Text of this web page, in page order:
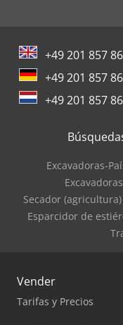
+49 201 857
+49 201 857
+49 201 857
Excavadoras-
Secador (agricultura)
Esparcidor de
Vender
Tarifas y Precios